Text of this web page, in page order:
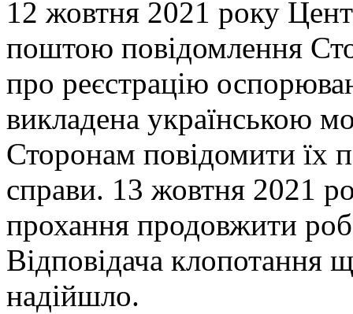
12 жовтня 2021 року
поштою повідомлення
про реєстрацію
викладена українською
Сторонам повідомити їх
справи. 13 жовтня 2021
прохання продовжити
Відповідача клопотання
надійшло.